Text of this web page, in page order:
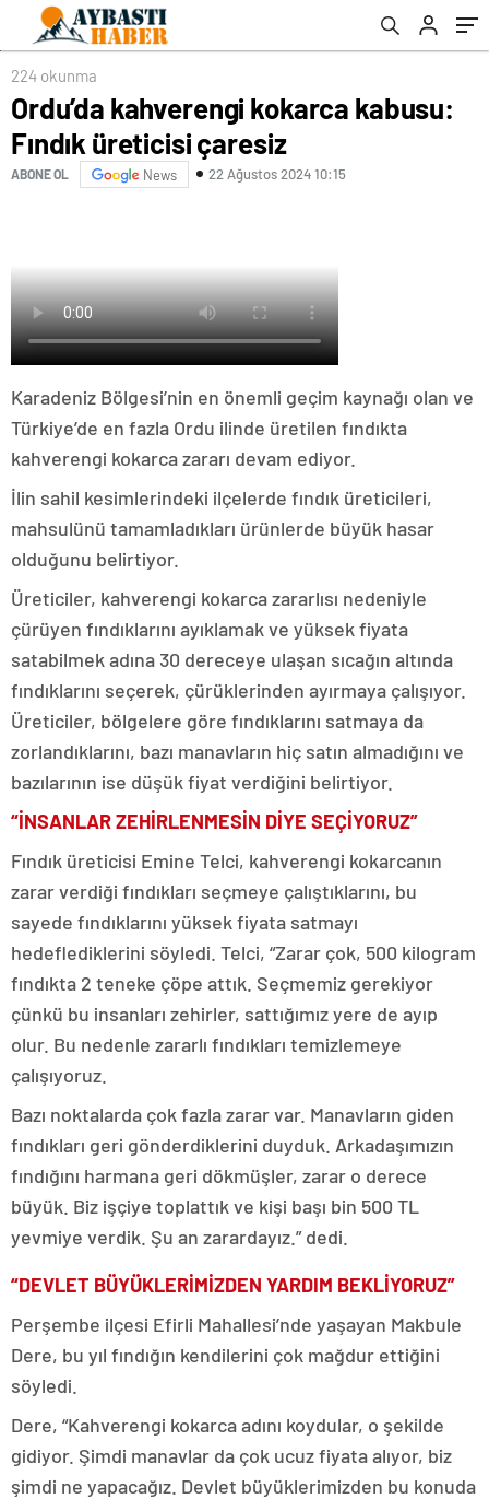
224 okunma
Ordu’da kahverengi kokarca kabusu:
Fındık üreticisi çaresiz
ABONE OL News 22 Ağustos 2024 10:15
Karadeniz Bölgesi’nin en önemli geçim kaynağı olan ve
Türkiye’de en fazla Ordu ilinde üretilen fındıkta
kahverengi kokarca zararı devam ediyor.
İlin sahil kesimlerindeki ilçelerde fındık üreticileri,
mahsulünü tamamladıkları ürünlerde büyük hasar
olduğunu belirtiyor.
Üreticiler, kahverengi kokarca zararlısı nedeniyle
çürüyen fındıklarını ayıklamak ve yüksek fiyata
satabilmek adına 30 dereceye ulaşan sıcağın altında
fındıklarını seçerek, çürüklerinden ayırmaya çalışıyor.
Üreticiler, bölgelere göre fındıklarını satmaya da
zorlandıklarını, bazı manavların hiç satın almadığını ve
bazılarının ise düşük fiyat verdiğini belirtiyor.
“İNSANLAR ZEHİRLENMESİN DİYE SEÇİYORUZ”
Fındık üreticisi Emine Telci, kahverengi kokarcanın
zarar verdiği fındıkları seçmeye çalıştıklarını, bu
sayede fındıklarını yüksek fiyata satmayı
hedeflediklerini söyledi. Telci, “Zarar çok, 500 kilogram
fındıkta 2 teneke çöpe attık. Seçmemiz gerekiyor
çünkü bu insanları zehirler, sattığımız yere de ayıp
olur. Bu nedenle zararlı fındıkları temizlemeye
çalışıyoruz.
Bazı noktalarda çok fazla zarar var. Manavların giden
fındıkları geri gönderdiklerini duyduk. Arkadaşımızın
fındığını harmana geri dökmüşler, zarar o derece
büyük. Biz işçiye toplattık ve kişi başı bin 500 TL
yevmiye verdik. Şu an zarardayız.” dedi.
“DEVLET BÜYÜKLERİMİZDEN YARDIM BEKLİYORUZ”
Perşembe ilçesi Efirli Mahallesi’nde yaşayan Makbule
Dere, bu yıl fındığın kendilerini çok mağdur ettiğini
söyledi.
Dere, “Kahverengi kokarca adını koydular, o şekilde
gidiyor. Şimdi manavlar da çok ucuz fiyata alıyor, biz
şimdi ne yapacağız. Devlet büyüklerimizden bu konuda